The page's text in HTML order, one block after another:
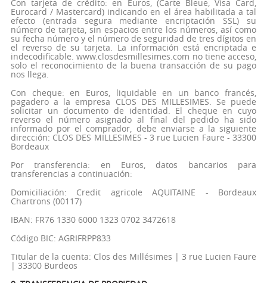
Con tarjeta de crédito: en Euros, (Carte Bleue, Visa Card,
Eurocard / Mastercard) indicando en el área habilitada a tal
efecto (entrada segura mediante encriptación SSL) su
número de tarjeta, sin espacios entre los números, así como
su fecha número y el número de seguridad de tres dígitos en
el reverso de su tarjeta. La información está encriptada e
indecodificable. www.closdesmillesimes.com no tiene acceso,
solo el reconocimiento de la buena transacción de su pago
nos llega.
Con cheque: en Euros, liquidable en un banco francés,
pagadero a la empresa CLOS DES MILLESIMES. Se puede
solicitar un documento de identidad. El cheque en cuyo
reverso el número asignado al final del pedido ha sido
informado por el comprador, debe enviarse a la siguiente
dirección: CLOS DES MILLESIMES - 3 rue Lucien Faure - 33300
Bordeaux
Por transferencia: en Euros, datos bancarios para
transferencias a continuación:
Domiciliación: Credit agricole AQUITAINE - Bordeaux
Chartrons (00117)
IBAN: FR76 1330 6000 1323 0702 3472618
Código BIC: AGRIFRPP833
Titular de la cuenta: Clos des Millésimes | 3 rue Lucien Faure
| 33300 Burdeos